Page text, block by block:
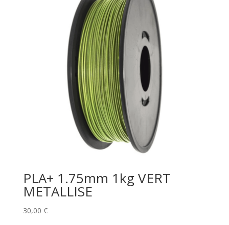
PLA+ 1.75mm 1kg VERT
METALLISE
30,00 €